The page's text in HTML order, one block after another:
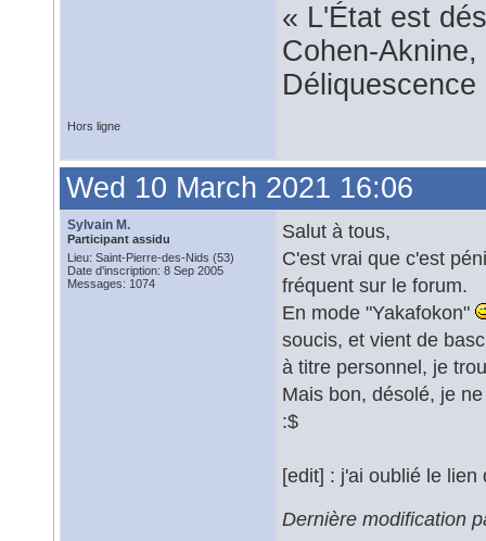
« L'État est
Cohen-
Hors ligne
Wed 10 March 2021 16:06
Sylvain M.
Participant assidu
Lieu: Saint-Pierre-des-Nids (53)
Date d'inscription: 8 Sep 2005
Messages: 1074
Salut à tous,
C'est vrai que c'est
fréquent sur le forum.
En mode "Yakafokon"
soucis, et vient de
à titre personnel, je
Mais bon, désolé, je
:$
[edit] : j'ai oublié le
Dernière modification